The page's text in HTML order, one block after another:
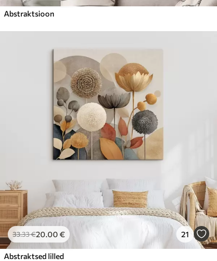
Abstraktsioon
33.33€20.00 € 21
Abstraktsed lilled